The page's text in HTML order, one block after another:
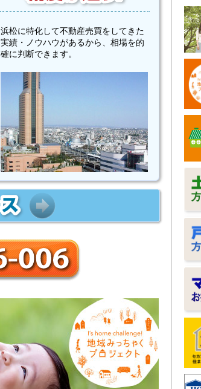
浜松に特化して不動産売買をしてきた
実績・ノウハウがあるから、相場を的
確に判断できます。